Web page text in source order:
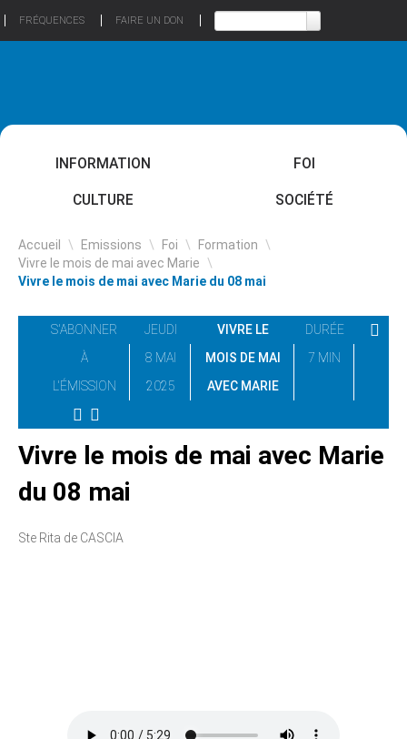
FRÉQUENCES FAIRE UN DON
INFORMATION FOI
CULTURE SOCIÉTÉ
Accueil \ Emissions \ Foi \ Formation \
Vivre le mois de mai avec Marie \
Vivre le mois de mai avec Marie du 08 mai
S'ABONNER
À
L'ÉMISSION
JEUDI
8 MAI
2025
VIVRE LE
MOIS DE MAI
AVEC MARIE
DURÉE
7 MIN
Vivre le mois de mai avec Marie
du 08 mai
Ste Rita de CASCIA